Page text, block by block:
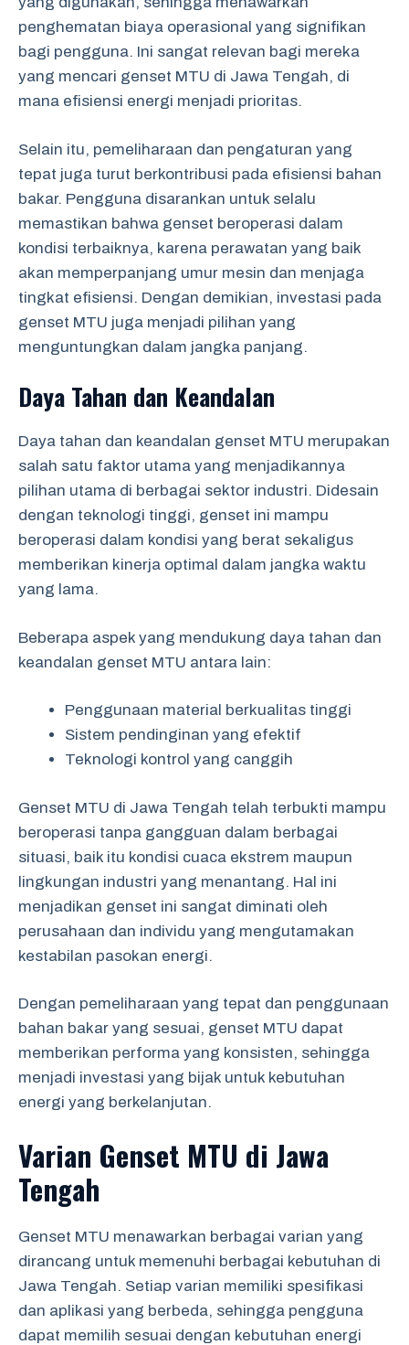
penghematan biaya operasional yang signifikan
bagi pengguna. Ini sangat relevan bagi mereka
yang mencari genset MTU di Jawa Tengah, di
mana efisiensi energi menjadi prioritas.
Selain itu, pemeliharaan dan pengaturan yang
tepat juga turut berkontribusi pada efisiensi bahan
bakar. Pengguna disarankan untuk selalu
memastikan bahwa genset beroperasi dalam
kondisi terbaiknya, karena perawatan yang baik
akan memperpanjang umur mesin dan menjaga
tingkat efisiensi. Dengan demikian, investasi pada
genset MTU juga menjadi pilihan yang
menguntungkan dalam jangka panjang.
Daya Tahan dan Keandalan
Daya tahan dan keandalan genset MTU merupakan
salah satu faktor utama yang menjadikannya
pilihan utama di berbagai sektor industri. Didesain
dengan teknologi tinggi, genset ini mampu
beroperasi dalam kondisi yang berat sekaligus
memberikan kinerja optimal dalam jangka waktu
yang lama.
Beberapa aspek yang mendukung daya tahan dan
keandalan genset MTU antara lain:
Penggunaan material berkualitas tinggi
Sistem pendinginan yang efektif
Teknologi kontrol yang canggih
Genset MTU di Jawa Tengah telah terbukti mampu
beroperasi tanpa gangguan dalam berbagai
situasi, baik itu kondisi cuaca ekstrem maupun
lingkungan industri yang menantang. Hal ini
menjadikan genset ini sangat diminati oleh
perusahaan dan individu yang mengutamakan
kestabilan pasokan energi.
Dengan pemeliharaan yang tepat dan penggunaan
bahan bakar yang sesuai, genset MTU dapat
memberikan performa yang konsisten, sehingga
menjadi investasi yang bijak untuk kebutuhan
energi yang berkelanjutan.
Varian Genset MTU di Jawa
Tengah
Genset MTU menawarkan berbagai varian yang
dirancang untuk memenuhi berbagai kebutuhan di
Jawa Tengah. Setiap varian memiliki spesifikasi
dan aplikasi yang berbeda, sehingga pengguna
dapat memilih sesuai dengan kebutuhan energi